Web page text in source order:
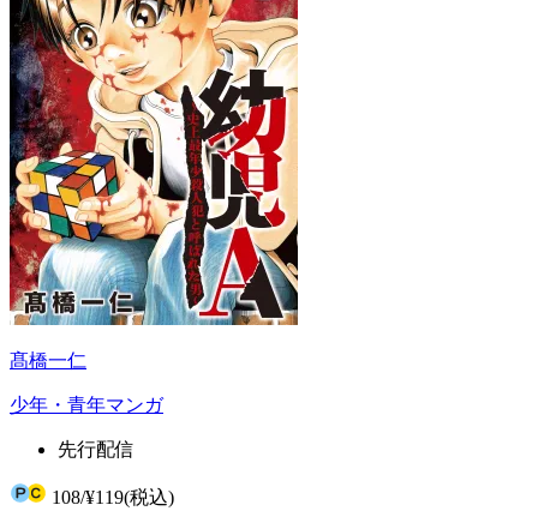
髙橋一仁
少年・青年マンガ
先行配信
108/¥119(税込)